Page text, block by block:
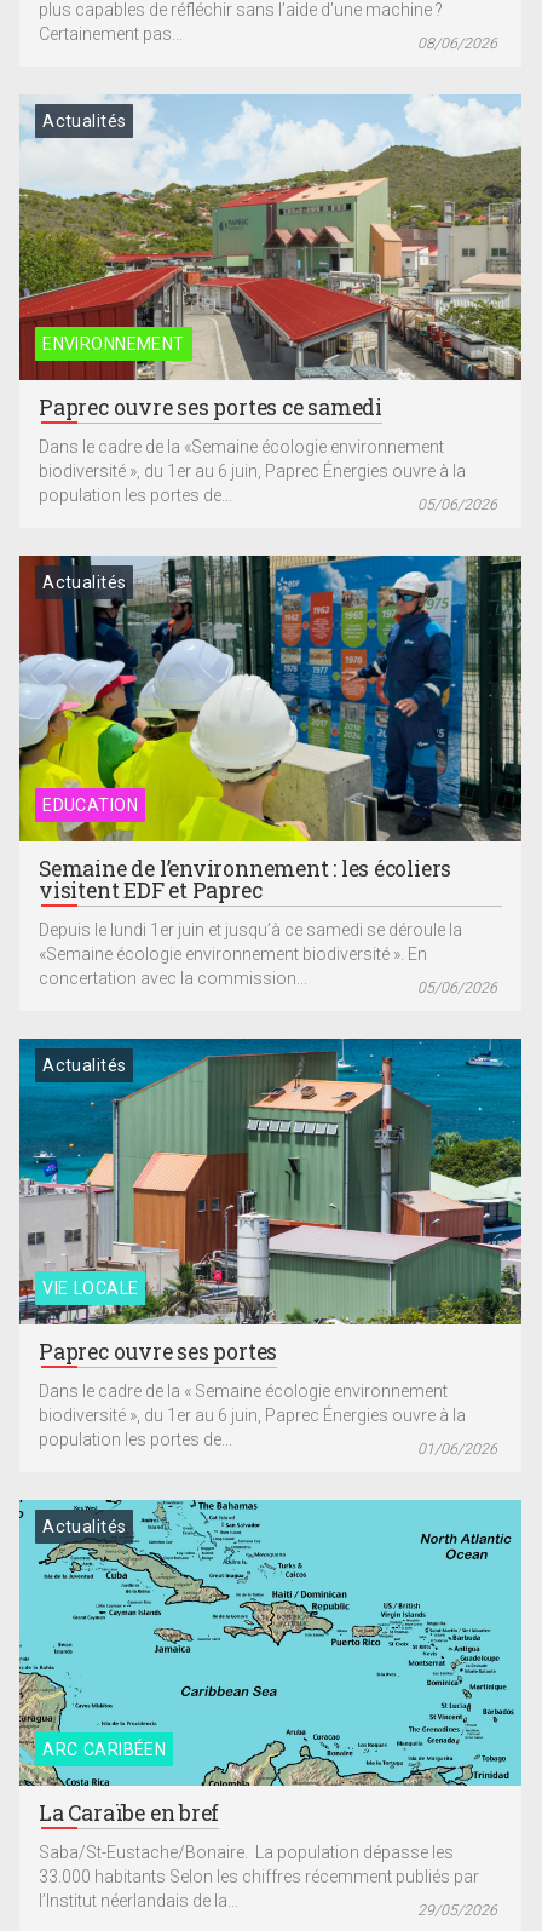
plus capables de réfléchir sans l’aide d’une machine ?
Certainement pas...
08/06/2026
ENVIRONNEMENT
Actualités
Paprec ouvre ses portes ce samedi
Dans le cadre de la «Semaine écologie environnement
biodiversité », du 1er au 6 juin, Paprec Énergies ouvre à la
population les portes de...
05/06/2026
EDUCATION
Actualités
Semaine de l’environnement : les écoliers
visitent EDF et Paprec
Depuis le lundi 1er juin et jusqu’à ce samedi se déroule la
«Semaine écologie environnement biodiversité ». En
concertation avec la commission...
05/06/2026
VIE LOCALE
Actualités
Paprec ouvre ses portes
Dans le cadre de la « Semaine écologie environnement
biodiversité », du 1er au 6 juin, Paprec Énergies ouvre à la
population les portes de...
01/06/2026
ARC CARIBÉEN
Actualités
La Caraïbe en bref
Saba/St-Eustache/Bonaire. La population dépasse les
33.000 habitants Selon les chiffres récemment publiés par
l’Institut néerlandais de la...
29/05/2026